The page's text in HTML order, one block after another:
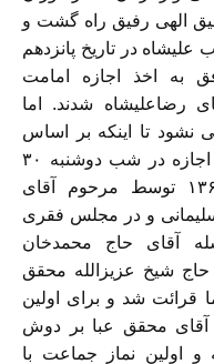
الهی رفیق راه گشت و
در تاریخ پانزدهم
خرداد۱۳۶۰) موفق به اخذ اجازه امامت
رضاعلیشاه شدند. اما
نشود تا اینکه بر اساس
رویایی که مشاهده کرده بودند، این اجازه در شب دوشنبه ۳۰
محرم ۱۴۰۷ برابر با ۱۳ مهر ۱۳۶۵ توسط مرحوم آقای
و در مجلس فقری
آقای حاج محمدخان
شیخ عزیزالله محقق
قرائت شد و برای اولین
آقای محقق عبا بر دوش
و اولین نماز جماعت با